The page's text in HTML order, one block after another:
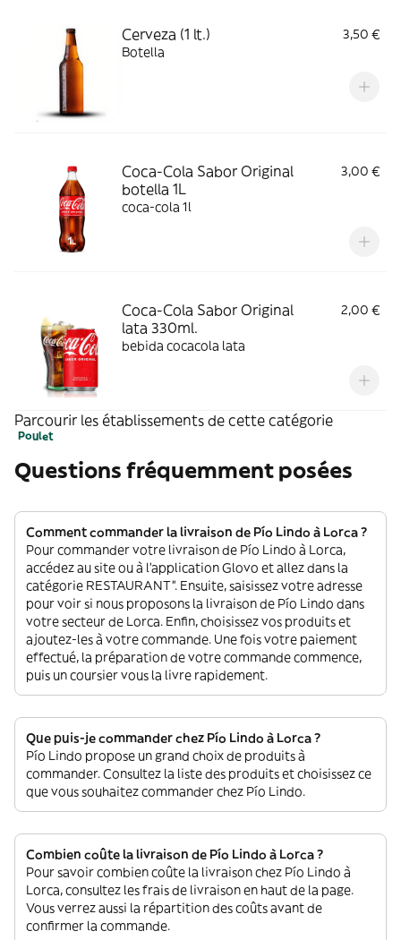
Cerveza (1 lt.)
3,50 €
Botella
Coca-Cola Sabor Original
botella 1L
3,00 €
coca-cola 1l
Coca-Cola Sabor Original
lata 330ml.
2,00 €
bebida cocacola lata
Parcourir les établissements de cette catégorie
Poulet
Questions fréquemment posées
Comment commander la livraison de Pío Lindo à Lorca ?
Pour commander votre livraison de Pío Lindo à Lorca,
accédez au site ou à l'application Glovo et allez dans la
catégorie RESTAURANT”. Ensuite, saisissez votre adresse
pour voir si nous proposons la livraison de Pío Lindo dans
votre secteur de Lorca. Enfin, choisissez vos produits et
ajoutez-les à votre commande. Une fois votre paiement
effectué, la préparation de votre commande commence,
puis un coursier vous la livre rapidement.
Que puis-je commander chez Pío Lindo à Lorca ?
Pío Lindo propose un grand choix de produits à
commander. Consultez la liste des produits et choisissez ce
que vous souhaitez commander chez Pío Lindo.
Combien coûte la livraison de Pío Lindo à Lorca ?
Pour savoir combien coûte la livraison chez Pío Lindo à
Lorca, consultez les frais de livraison en haut de la page.
Vous verrez aussi la répartition des coûts avant de
confirmer la commande.